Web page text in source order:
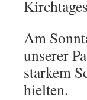
Am
unserer
starkem
hielten.